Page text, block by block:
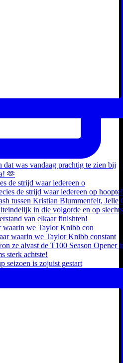
de strijd waar iedereen o
waarin we Taylor Knibb con
seizoen is zojuist gestart